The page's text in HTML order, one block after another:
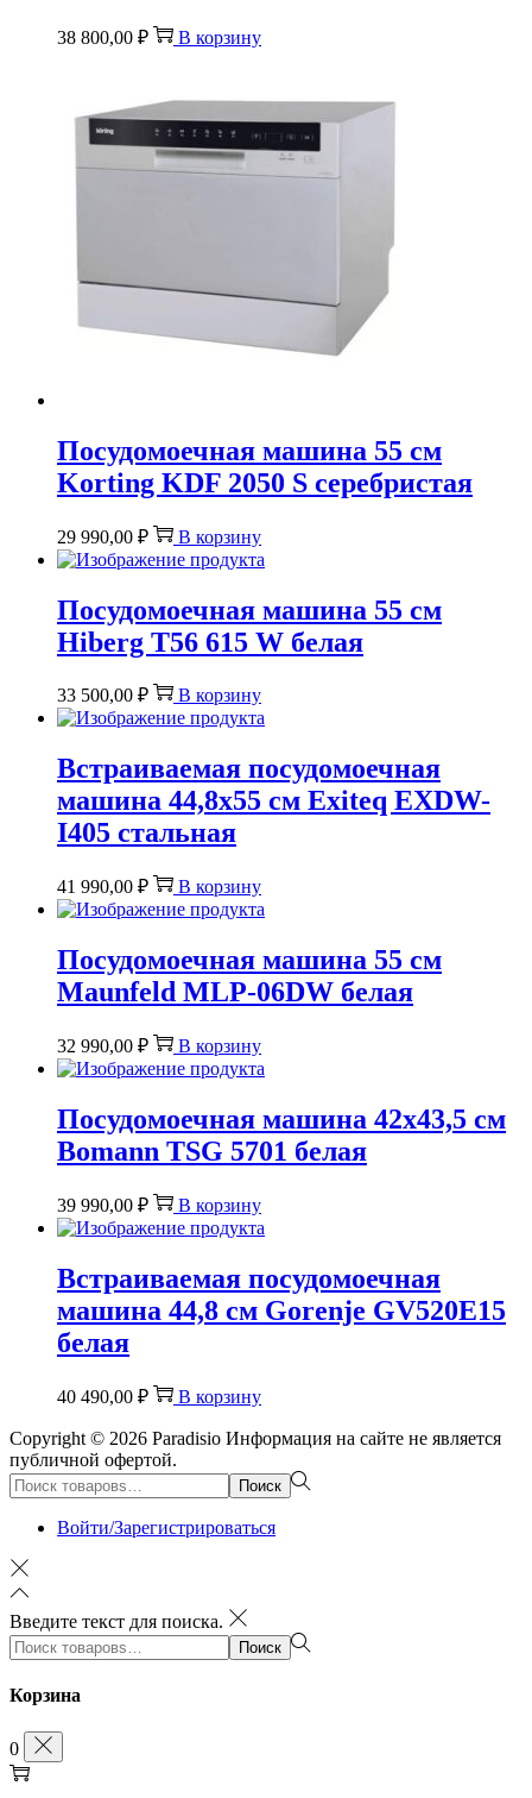
38 800,00 ₽ В корзину
Посудомоечная машина 55 см
Korting KDF 2050 S серебристая
29 990,00 ₽ В корзину
Посудомоечная машина 55 см
Hiberg T56 615 W белая
33 500,00 ₽ В корзину
Встраиваемая посудомоечная
машина 44,8х55 см Exiteq EXDW-
I405 стальная
41 990,00 ₽ В корзину
Посудомоечная машина 55 см
Maunfeld MLP-06DW белая
32 990,00 ₽ В корзину
Посудомоечная машина 42х43,5 см
Bomann TSG 5701 белая
39 990,00 ₽ В корзину
Встраиваемая посудомоечная
машина 44,8 см Gorenje GV520E15
белая
40 490,00 ₽ В корзину
Copyright © 2026 Paradisio Информация на сайте не является
публичной офертой.
Поиск:>
Поиск
Войти/Зарегистрироваться
Введите текст для поиска.
Поиск:>
Поиск
Корзина
0